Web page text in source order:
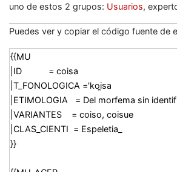
uno de estos 2 grupos: Usuarios,
Puedes ver y copiar el código fuente de